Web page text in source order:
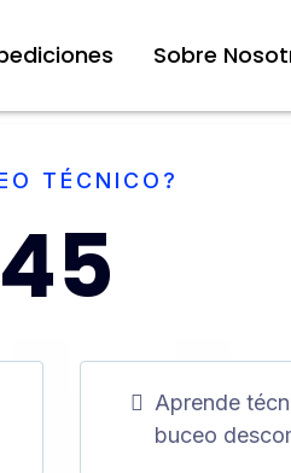
Sobre
TÉCNICO?
Aprende
buceo